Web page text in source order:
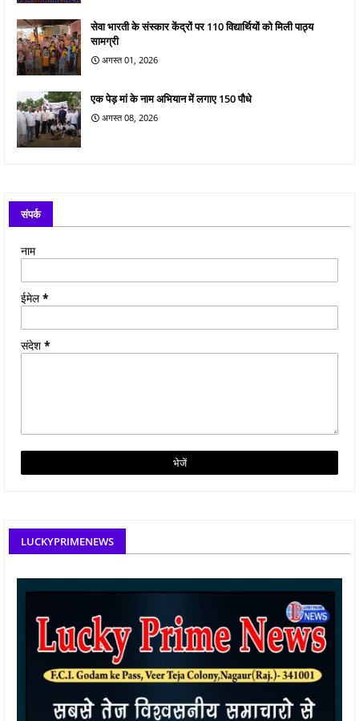
सेवा भारती के संस्कार केंद्रों पर 110 विद्यार्थियों को मिली पाठ्य
सामग्री
अगस्त 01, 2026
एक पेड़ मां के नाम अभियान में लगाए 150 पौधे
अगस्त 08, 2026
संपर्क
नाम
ईमेल*
संदेश*
LUCKYPRIMENEWS